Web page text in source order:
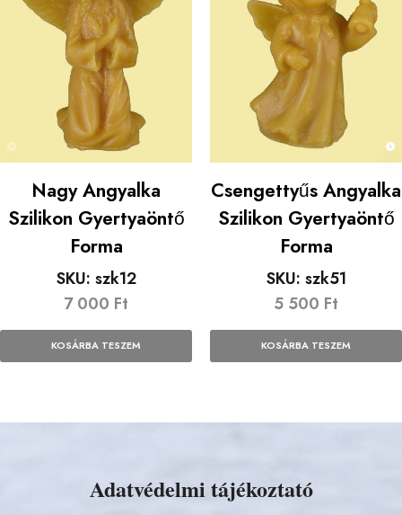
Nagy Angyalka
Szilikon Gyertyaöntő
Forma
SKU: szk12
7 000 Ft
KOSÁRBA TESZEM
Csengettyűs Angyalka
Szilikon Gyertyaöntő
Forma
SKU: szk51
5 500 Ft
KOSÁRBA TESZEM
Adatvédelmi tájékoztató